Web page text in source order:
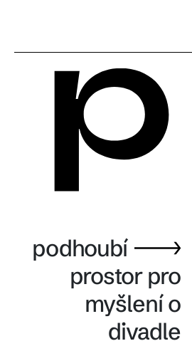
podhoubí
prostor pro
myšlení o
divadle